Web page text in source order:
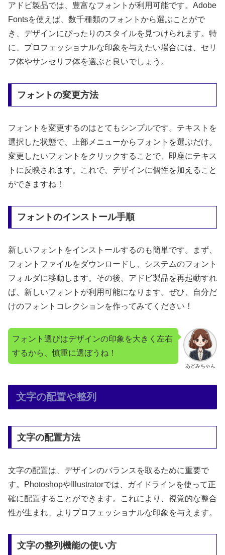
アドビ製品では、豊富なフォントが利用可能です。Adobe
Fontsを使えば、数千種類のフォントから選ぶことがで
き、デザインにぴったりのスタイルを見つけられます。特
に、プロフェッショナルな印象を与えたい場合には、セリ
フ体やサンセリフ体を選ぶと良いでしょう。
フォントの変更方法
フォントを変更するのはとてもシンプルです。テキストを
選択した状態で、上部メニューからフォントを選ぶだけ。
変更したいフォントをクリックすることで、即座にテキス
トに反映されます。これで、デザインに個性を加えること
ができますね！
フォントのインストール手順
新しいフォントをインストールするのも簡単です。まず、
フォントファイルをダウンロードし、システムのフォント
フォルダに移動します。その後、アドビ製品を再起動すれ
ば、新しいフォントが利用可能になります。ぜひ、自分だ
けのフォントコレクションを作ってみてください！
あどみちゃん
フォント選びはデザインの印象を大きく左右
するから、慎重に選ぼうね！
文字の配置や整列
文字の配置方法
文字の配置は、デザインのバランスを取るために重要で
す。PhotoshopやIllustratorでは、ガイドラインを使って正
確に配置することができます。これにより、視覚的な整合
性が生まれ、よりプロフェッショナルな印象を与えます。
文字の整列機能の使い方